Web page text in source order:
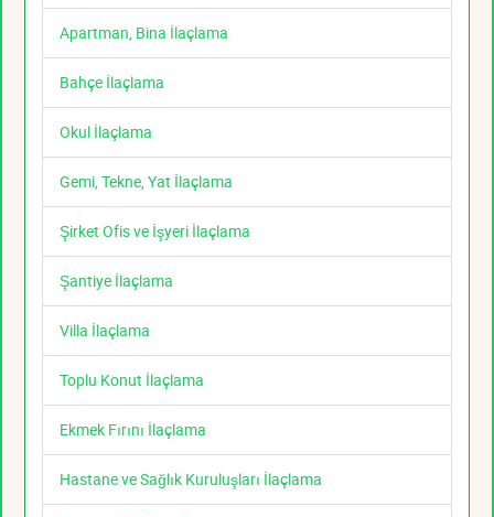
Apartman, Bina İlaçlama
Bahçe İlaçlama
Okul İlaçlama
Gemi, Tekne, Yat İlaçlama
Şirket Ofis ve İşyeri İlaçlama
Şantiye İlaçlama
Villa İlaçlama
Toplu Konut İlaçlama
Ekmek Fırını İlaçlama
Hastane ve Sağlık Kuruluşları İlaçlama